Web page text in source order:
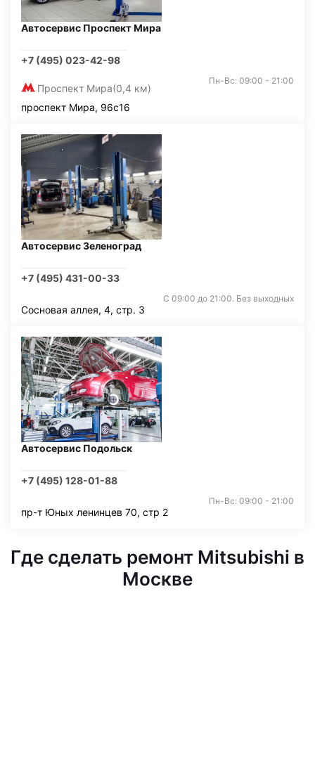
Автосервис Проспект Мира
+7 (495) 023-42-98
Проспект Мира(0,4 км)
Пн-Вс: 09:00 - 21:00
проспект Мира, 96с16
Автосервис Зеленоград
+7 (495) 431-00-33
С 09:00 до 21:00. Без выходных
Сосновая аллея, 4, стр. 3
Автосервис Подольск
+7 (495) 128-01-88
Пн-Вс: 09:00 - 21:00
пр-т Юных ленинцев 70, стр 2
Где сделать ремонт Mitsubishi в
Москве